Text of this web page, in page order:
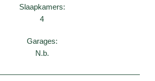
Slaapkamers:
4
Garages:
N.b.